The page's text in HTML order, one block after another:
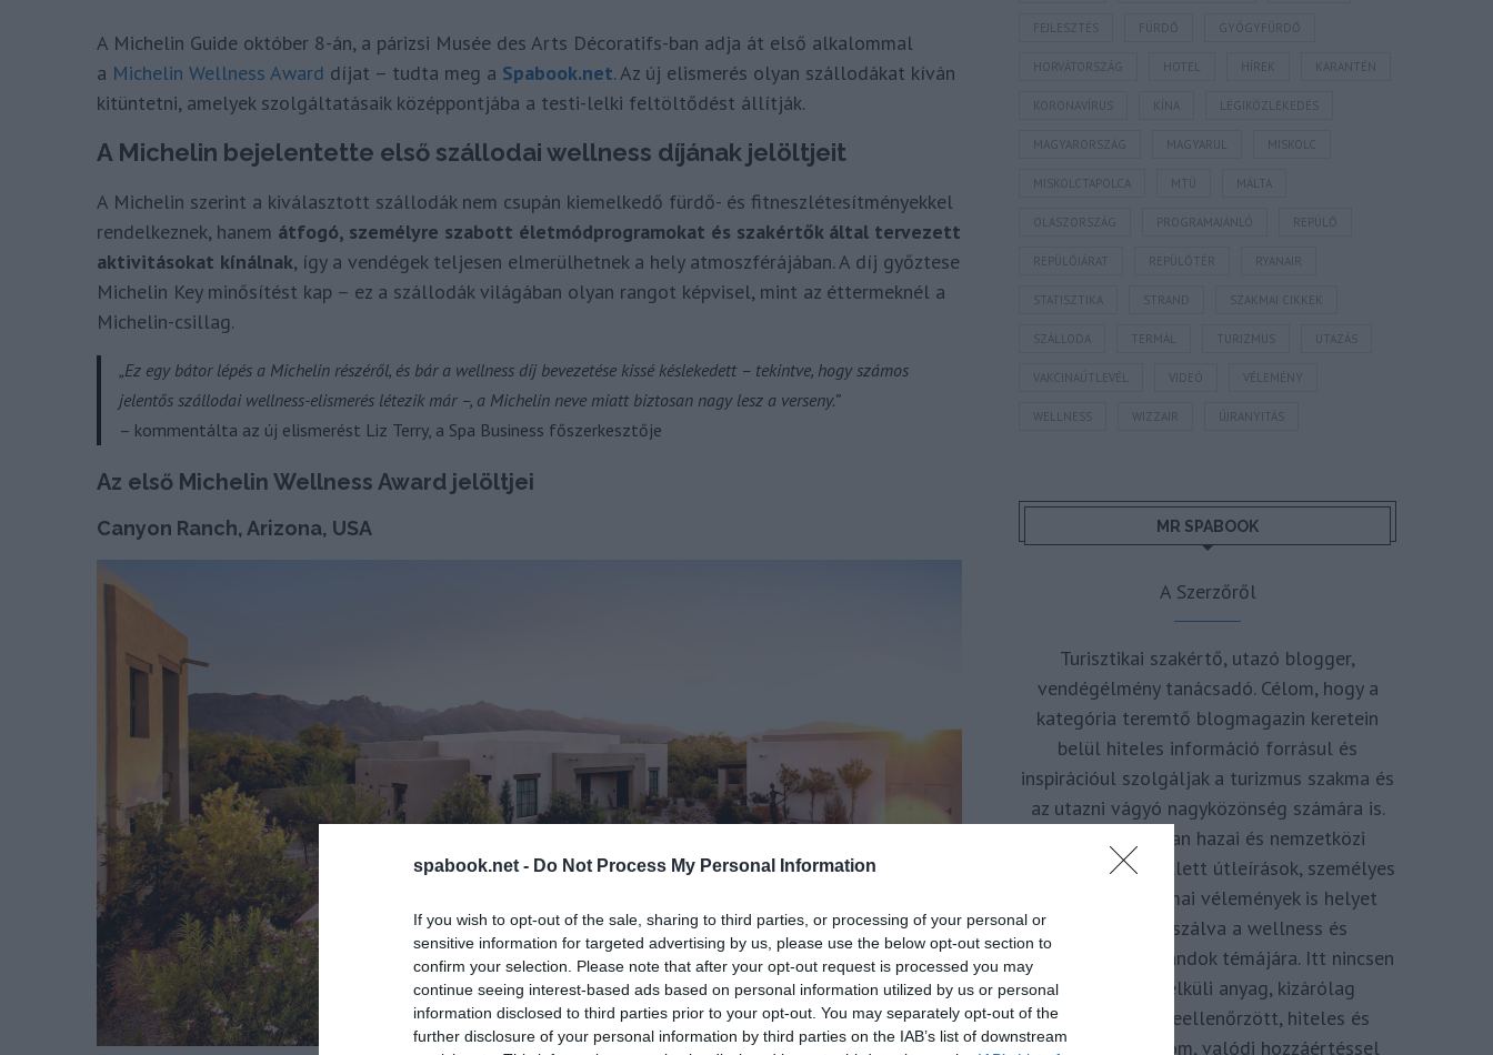
spabook.net - Do Not Process My Personal Information
If you wish to opt-out of the sale, sharing to third parties, or processing of your personal or
sensitive information for targeted advertising by us, please use the below opt-out section to
confirm your selection. Please note that after your opt-out request is processed you may
continue seeing interest-based ads based on personal information utilized by us or personal
information disclosed to third parties prior to your opt-out. You may separately opt-out of the
further disclosure of your personal information by third parties on the IAB’s list of downstream
A Michelin Guide október 8-án, a párizsi Musée des Arts Décoratifs-ban adja át első alkalommal
a Michelin Wellness Award díjat – tudta meg a Spabook.net. Az új elismerés olyan szállodákat kíván
kitüntetni, amelyek szolgáltatásaik középpontjába a testi-lelki feltöltődést állítják.
A Michelin bejelentette első szállodai wellness díjának jelöltjeit
A Michelin szerint a kiválasztott szállodák nem csupán kiemelkedő fürdő- és fitneszlétesítményekkel
rendelkeznek, hanem átfogó, személyre szabott életmódprogramokat és szakértők által tervezett
aktivitásokat kínálnak, így a vendégek teljesen elmerülhetnek a hely atmoszférájában. A díj győztese
Michelin Key minősítést kap – ez a szállodák világában olyan rangot képvisel, mint az éttermeknél a
Michelin-csillag.
„Ez egy bátor lépés a Michelin részéről, és bár a wellness díj bevezetése kissé késlekedett – tekintve, hogy számos
jelentős szállodai wellness-elismerés létezik már –, a Michelin neve miatt biztosan nagy lesz a verseny.”
– kommentálta az új elismerést Liz Terry, a Spa Business főszerkesztője
Az első Michelin Wellness Award jelöltjei
Canyon Ranch, Arizona, USA
FEJLESZTÉS FÜRDŐ GYÓGYFÜRDŐ
HORVÁTORSZÁG HOTEL HÍREK KARANTÉN
KORONAVÍRUS KÍNA LÉGIKÖZLEKEDÉS
MAGYARORSZÁG MAGYARUL MISKOLC
MISKOLCTAPOLCA MTÜ MÁLTA
OLASZORSZÁG PROGRAMAJÁNLÓ REPÜLŐ
REPÜLŐJÁRAT REPÜLŐTÉR RYANAIR
STATISZTIKA STRAND SZAKMAI CIKKEK
SZÁLLODA TERMÁL TURIZMUS UTAZÁS
VAKCINAÚTLEVÉL VIDEÓ VÉLEMÉNY
WELLNESS WIZZAIR ÚJRANYITÁS
MR SPABOOK
A Szerzőről
Turisztikai szakértő, utazó blogger,
vendégélmény tanácsadó. Célom, hogy a
kategória teremtő blogmagazin keretein
belül hiteles információ forrásul és
inspirációul szolgáljak a turizmus szakma és
az utazni vágyó nagyközönség számára is.
Repertoáromban hazai és nemzetközi
turizmus hírek mellett útleírások, személyes
ajánlók és szakmai vélemények is helyet
kapnak, fókuszálva a wellness és
termálfürdők, strandok témájára. Itt nincsen
hivatkozás nélküli anyag, kizárólag
többszörösen leellenőrzött, hiteles és
minőségi tartalom, valódi hozzáértéssel